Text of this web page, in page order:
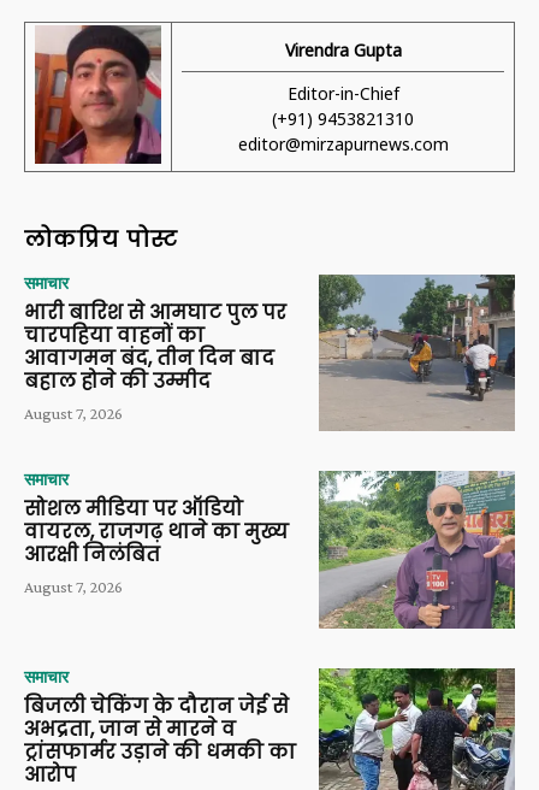
Virendra Gupta
Editor-in-Chief
(+91) 9453821310
editor@mirzapurnews.com
लोकप्रिय पोस्ट
समाचार
भारी बारिश से आमघाट पुल पर
चारपहिया वाहनों का
आवागमन बंद, तीन दिन बाद
बहाल होने की उम्मीद
August 7, 2026
समाचार
सोशल मीडिया पर ऑडियो
वायरल, राजगढ़ थाने का मुख्य
आरक्षी निलंबित
August 7, 2026
समाचार
बिजली चेकिंग के दौरान जेई से
अभद्रता, जान से मारने व
ट्रांसफार्मर उड़ाने की धमकी का
आरोप